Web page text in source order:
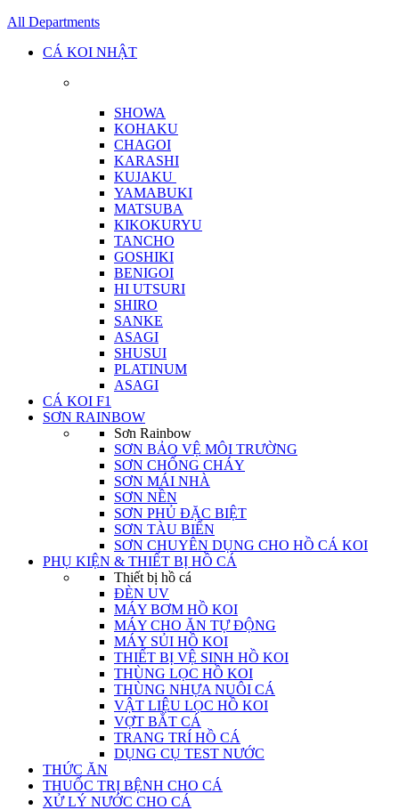
All Departments
CÁ KOI NHẬT
SHOWA
KOHAKU
CHAGOI
KARASHI
KUJAKU
YAMABUKI
MATSUBA
KIKOKURYU
TANCHO
GOSHIKI
BENIGOI
HI UTSURI
SHIRO
SANKE
ASAGI
SHUSUI
PLATINUM
ASAGI
CÁ KOI F1
SƠN RAINBOW
Sơn Rainbow
SƠN BẢO VỆ MÔI TRƯỜNG
SƠN CHỐNG CHÁY
SƠN MÁI NHÀ
SƠN NỀN
SƠN PHỦ ĐẶC BIỆT
SƠN TÀU BIỂN
SƠN CHUYÊN DỤNG CHO HỒ CÁ KOI
PHỤ KIỆN & THIẾT BỊ HỒ CÁ
Thiết bị hồ cá
ĐÈN UV
MÁY BƠM HỒ KOI
MÁY CHO ĂN TỰ ĐỘNG
MÁY SỦI HỒ KOI
THIẾT BỊ VỆ SINH HỒ KOI
THÙNG LỌC HỒ KOI
THÙNG NHỰA NUÔI CÁ
VẬT LIỆU LỌC HỒ KOI
VỢT BẮT CÁ
TRANG TRÍ HỒ CÁ
DỤNG CỤ TEST NƯỚC
THỨC ĂN
THUỐC TRỊ BỆNH CHO CÁ
XỬ LÝ NƯỚC CHO CÁ